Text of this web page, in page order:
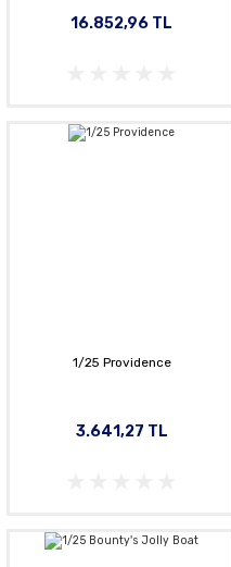
16.852,96 TL
1/25 Providence
3.641,27 TL